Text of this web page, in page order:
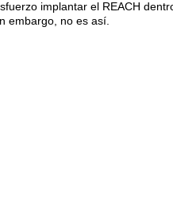
implantar el REACH
embargo, no es así.